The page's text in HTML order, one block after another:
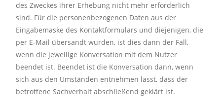
des Zweckes ihrer Erhebung nicht mehr erforderlich
sind. Für die personenbezogenen Daten aus der
Eingabemaske des Kontaktformulars und diejenigen, die
per E-Mail übersandt wurden, ist dies dann der Fall,
wenn die jeweilige Konversation mit dem Nutzer
beendet ist. Beendet ist die Konversation dann, wenn
sich aus den Umständen entnehmen lässt, dass der
betroffene Sachverhalt abschließend geklärt ist.